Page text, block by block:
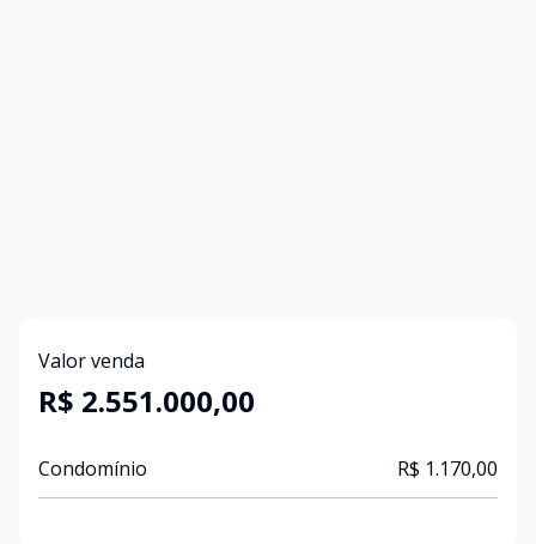
Valor venda
R$ 2.551.000,00
Condomínio R$ 1.170,00